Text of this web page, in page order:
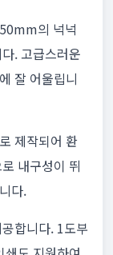
의 넉넉
. 고급스러운
잘 어울립니
제작되어 환
내구성이 뛰
다.
합니다. 1도부